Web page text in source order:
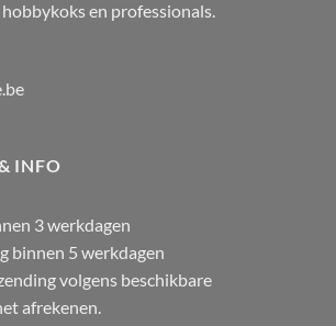
en professionals.
INFO
3 werkdagen
binnen 5 werkdagen
volgens beschikbare
afrekenen.